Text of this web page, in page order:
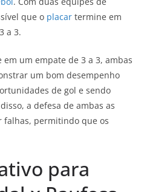
que o placar termine em
a 3.
um empate de 3 a 3, ambas
um bom desempenho
de gol e sendo
a defesa de ambas as
permitindo que os
para